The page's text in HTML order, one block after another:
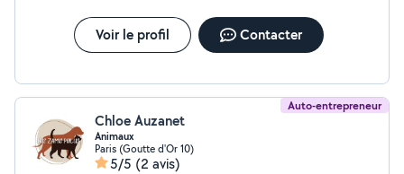
Voir le profil Contacter
Auto-entrepreneur
Chloe Auzanet
Animaux
Paris (Goutte d'Or 10)
5/5 (2 avis)